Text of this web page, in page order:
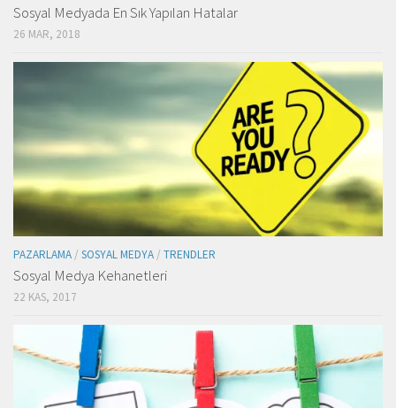
Sosyal Medyada En Sık Yapılan Hatalar
26 MAR, 2018
PAZARLAMA / SOSYAL MEDYA / TRENDLER
Sosyal Medya Kehanetleri
22 KAS, 2017